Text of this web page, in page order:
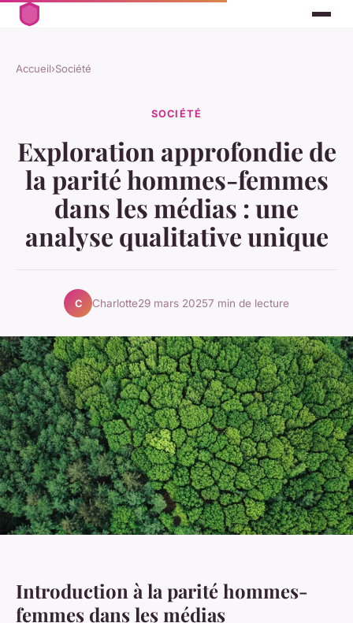
Accueil›Société
SOCIÉTÉ
Exploration approfondie de
la parité hommes-femmes
dans les médias : une
analyse qualitative unique
C Charlotte29 mars 20257 min de lecture
Introduction à la parité hommes-
femmes dans les médias